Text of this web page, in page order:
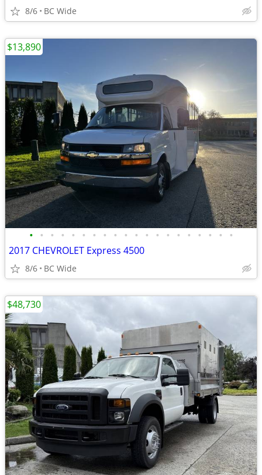
8/6 BC Wide
• • • • • • • • • • • • • • • • • • • •
2017 CHEVROLET Express 4500
8/6 BC Wide
$13,890
$48,730